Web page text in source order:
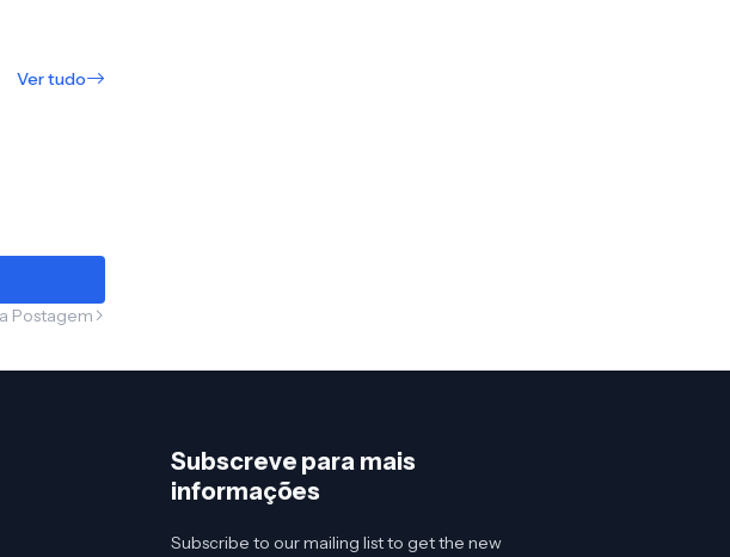
Ver tudo
Postagem
Subscreve para mais
informações
Subscribe to our mailing list to get the new